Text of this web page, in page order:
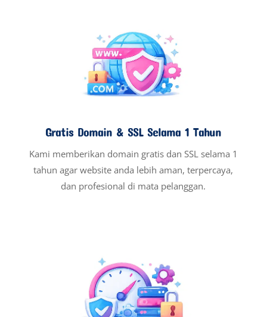
Gratis Domain & SSL Selama 1 Tahun
Kami memberikan domain gratis dan SSL selama 1
tahun agar website anda lebih aman, terpercaya,
dan profesional di mata pelanggan.